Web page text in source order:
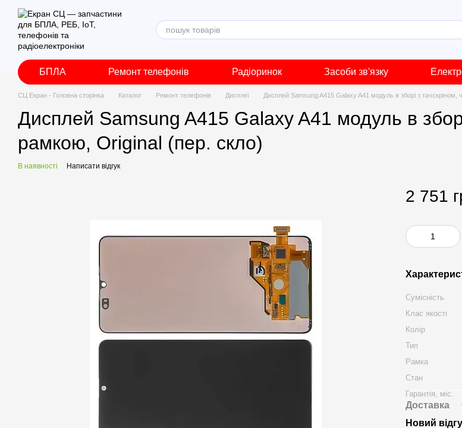
Перейти до основного контенту
БПЛА Ремонт телефонів Радіоринок Засоби зв'язку
СЦ Екран - Головна сторінка Каталог Ремонт телефонів Дисплеї Дисплей Samsung A415 Galaxy A41 модуль в зборі з
Дисплей Samsung A415 Galaxy A41 модуль в
рамкою, Original (пер. скло)
В наявності Написати відгук
2 751
Сумісність
Клас якості
Колір
Тип
Рамка
Стан
Гарантія, міс.
Доставка
Новий